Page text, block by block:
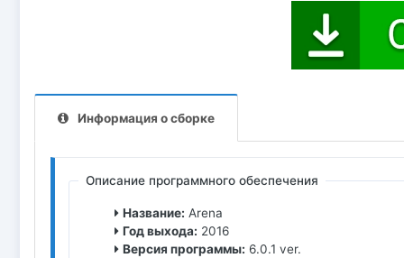
Информация о сборке
Описание программного обеспечения
Название: Arena
Год выхода: 2016
Версия программы: 6.0.1 ver.